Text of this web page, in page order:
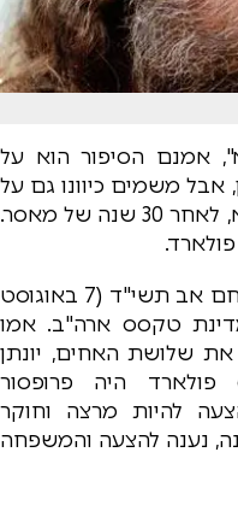
אמנם הסיפור הוא על
משמים כיוונו גם על
יציאתו של אסיר יהודי מבית הכלא, לאחר 30 שנה של מאסר.
יונתן ג'יי פולארד, נולד בח' מנחם אב תשי"ד (7 באוגוסט
טקסס ארה"ב. אמו
שלושת האחים, יונתן
היה פרופסור
להיות מרצה וחוקר
נענה להצעה והמשפחה